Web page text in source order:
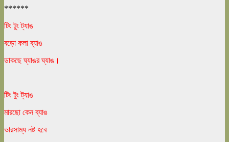
******
টিং টুং ট্যাঙ
বড়ো কলা ব্যাঙ
ডাকছে ঘ্যাঙর ঘ্যাঙ।
টিং টুং ট্যাঙ
মারছো কেন ব্যাঙ
ভারসাম্য নষ্ট হবে